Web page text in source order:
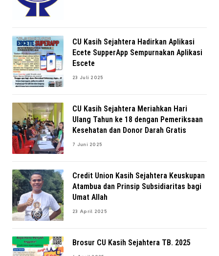
CU Kasih Sejahtera Hadirkan Aplikasi
Ecete SupperApp Sempurnakan Aplikasi
Escete
23 Juli 2025
CU Kasih Sejahtera Meriahkan Hari
Ulang Tahun ke 18 dengan Pemeriksaan
Kesehatan dan Donor Darah Gratis
7 Juni 2025
Credit Union Kasih Sejahtera Keuskupan
Atambua dan Prinsip Subsidiaritas bagi
Umat Allah
23 April 2025
Brosur CU Kasih Sejahtera TB. 2025